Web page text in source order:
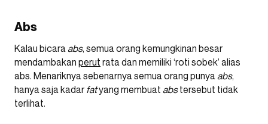
Abs
Kalau bicara abs, semua orang kemungkinan besar
mendambakan perut rata dan memiliki ‘roti sobek’ alias
abs. Menariknya sebenarnya semua orang punya abs,
hanya saja kadar fatyang membuat abstersebut tidak
terlihat.